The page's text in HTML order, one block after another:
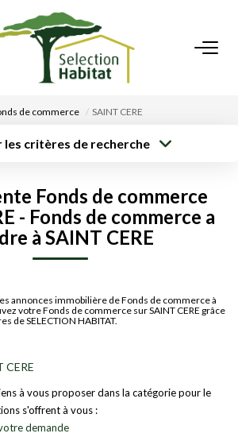
ACCUEIL
VOTRE RECHERCHE
CONTACT
de commerce SAINT CERE
les critères de recherche
Budget max
Fonds de commerce
- Fonds de commerce a
à SAINT CERE
annonces immobilière de Fonds de commerce à
votre Fonds de commerce sur SAINT CERE grâce
de SELECTION HABITAT.
CERE
à vous proposer dans la catégorie pour le
s'offrent à vous :
demande